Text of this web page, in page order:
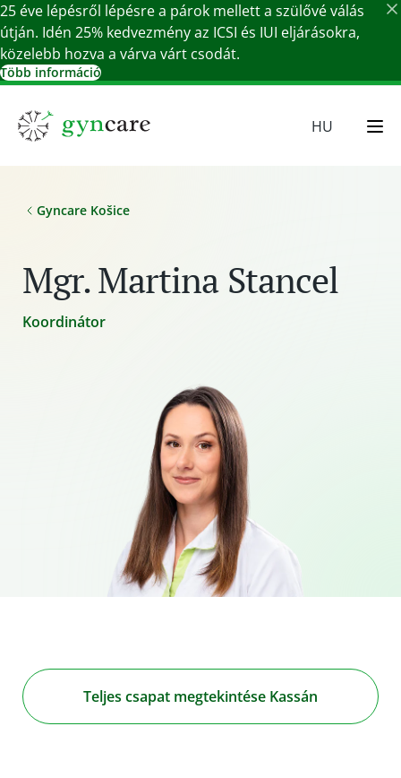
25 éve lépésről lépésre a párok mellett a szülővé válás
útján. Idén 25% kedvezmény az ICSI és IUI eljárásokra,
közelebb hozva a várva várt csodát.
Több információ
HU
Gyncare Košice
Mgr. Martina Stancel
Koordinátor
Teljes csapat megtekintése Kassán